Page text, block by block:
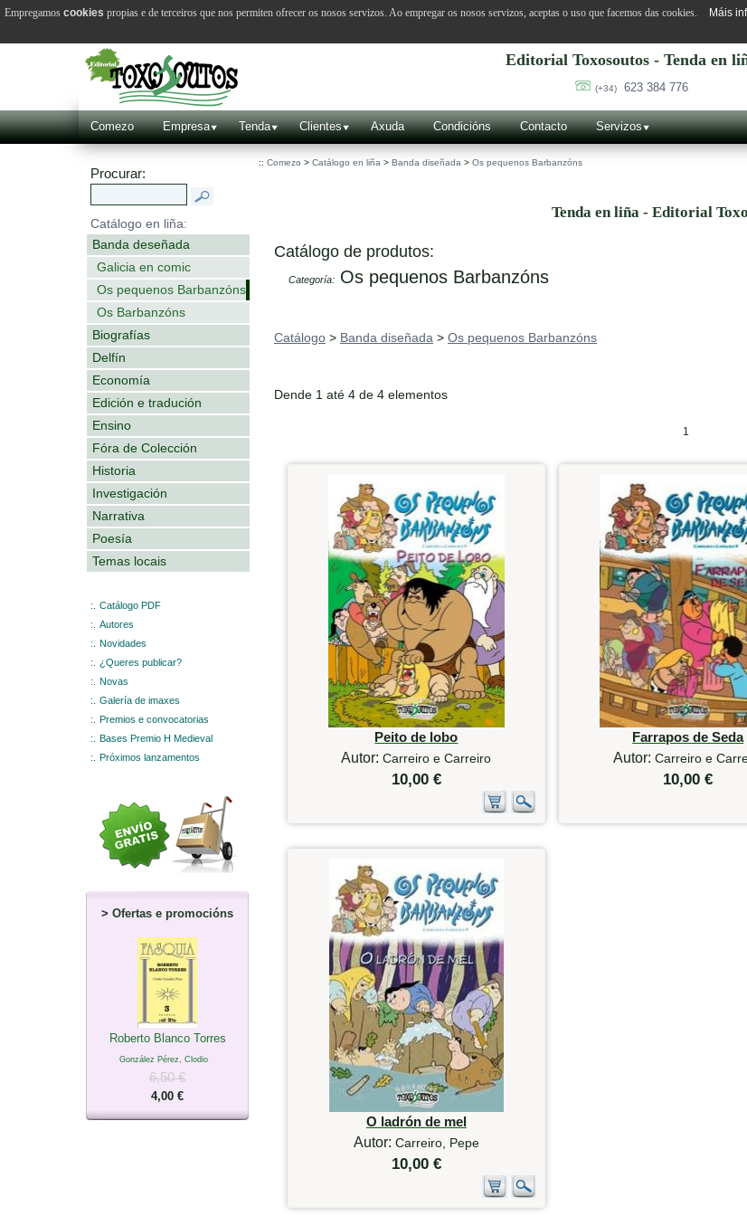
Editorial Toxosoutos - Tenda en
(+34) 623 384 776
Comezo Empresa Tenda Clientes Axuda Condicións Contacto Servizos
Procurar:
Catálogo en liña:
Banda deseñada
Galicia en comic
Os pequenos Barbanzóns
Os Barbanzóns
Biografías
Delfín
Economía
Edición e tradución
Ensino
Fóra de Colección
Historia
Investigación
Narrativa
Poesía
Temas locais
:.
Catálogo PDF
:.
Autores
:.
Novidades
:.
¿Queres publicar?
:.
Novas
:.
Galería de imaxes
:.
Premios e convocatorias
:.
Bases Premio H Medieval
:.
Próximos lanzamentos
> Ofertas e promocións
Roberto Blanco Torres
González Pérez, Clodio
6,50 €
4,00 €
:: Comezo > Catálogo en liña > Banda diseñada > Os pequenos Barbanzóns
Tenda en liña - Editorial
Catálogo de produtos:
Categoría: Os pequenos Barbanzóns
Catálogo > Banda diseñada > Os pequenos Barbanzóns
Dende 1 até 4 de 4 elementos
1
Peito de lobo
Autor:Carreiro e Carreiro
10,00 €
Farrapos de Seda
Autor: Carreiro e
10,00 €
O ladrón de mel
Autor: Carreiro, Pepe
10,00 €
Empregamos cookies propias e de terceiros que nos permiten ofrecer os nosos servizos. Ao empregar os nosos servizos, aceptas o uso que facemos das cookies. Máis